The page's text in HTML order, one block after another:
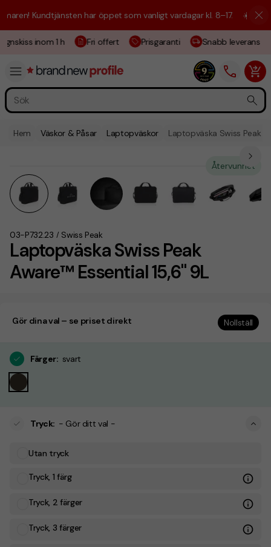
Kundtjänsten har öppet som vanligt vardagar kl. 8–17. ☀️ Vi är här
inom 1 h Fri offert Prisgaranti Snabb leverans
Hem Väskor & Påsar Laptopväskor Laptopväska Swiss Peak
Laptopväska Swiss Peak
Aware™ Essential 15,6" 9L
03-P732.23 / Swiss Peak
Återvunnet
Gör dina val – se priset direkt Nollställ
Färger: svart
Tryck: - Gör ditt val -
Utan tryck
Tryck, 1 färg
Tryck, 2 färger
Tryck, 3 färger